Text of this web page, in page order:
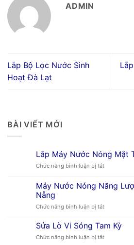
ADMIN
Lắp Bộ Lọc Nước Sinh
Hoạt Đà Lạt
BÀI VIẾT MỚI
Lắp Máy Nước Nóng Mặt
Chức năng bình luận bị tắtở
Máy
Nước
Mặt
Tại
Nẵng
Máy Nước Nóng Năng
Nẵng
Chức năng bình luận bị tắtở
Nước
Năng
Sửa Lò Vi Sóng Tam Kỳ
Chức năng bình luận bị tắtở